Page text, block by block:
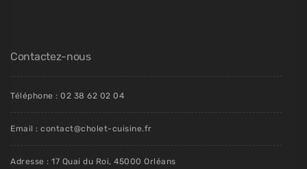
Contactez-nous
Téléphone : 02 38 62 02 04
Email : contact@cholet-cuisine.fr
Adresse : 17 Quai du Roi, 45000 Orléans